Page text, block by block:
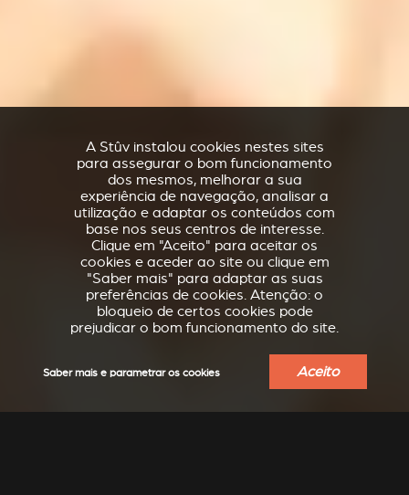
A Stûv instalou cookies nestes sites
para assegurar o bom funcionamento
dos mesmos, melhorar a sua
experiência de navegação, analisar a
utilização e adaptar os conteúdos com
base nos seus centros de interesse.
Clique em "Aceito" para aceitar os
cookies e aceder ao site ou clique em
"Saber mais" para adaptar as suas
preferências de cookies. Atenção: o
bloqueio de certos cookies pode
prejudicar o bom funcionamento do site.
Saber mais e parametrar os cookies Aceito